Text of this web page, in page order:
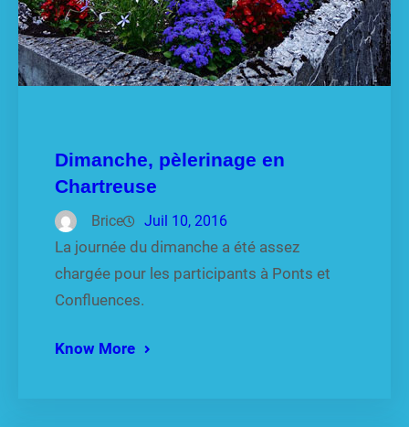
Dimanche, pèlerinage en
Chartreuse
Brice Juil 10, 2016
La journée du dimanche a été assez
chargée pour les participants à Ponts et
Confluences.
Know More